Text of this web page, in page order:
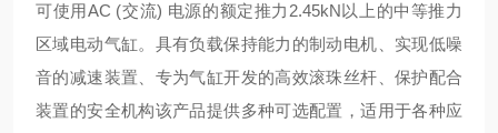
可使用AC (交流) 电源的额定推力2.45kN以上的中等推力
区域电动气缸。具有负载保持能力的制动电机、实现低噪
音的减速装置、专为气缸开发的高效滚珠丝杆、保护配合
装置的安全机构该产品提供多种可选配置，适用于各种应